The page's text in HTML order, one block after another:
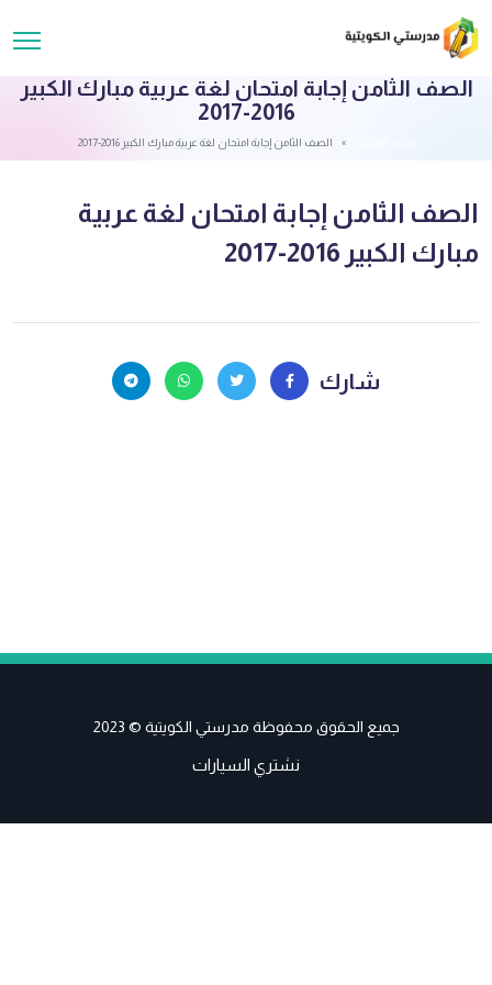
الصف الثامن إجابة امتحان لغة عربية مبارك الكبير
2016-2017
الصف الثامن إجابة امتحان لغة عربية مبارك الكبير 2016-2017
الصف الثامن إجابة امتحان لغة عربية
مبارك الكبير 2016-2017
شارك
جميع الحقوق محفوظة مدرستي الكويتية © 2023
نشتري السيارات